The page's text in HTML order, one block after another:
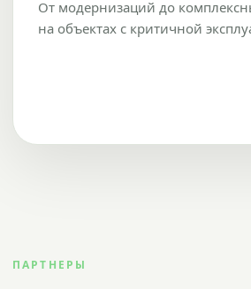
От модернизаций до
на объектах с критичной
ПАРТНЕРЫ